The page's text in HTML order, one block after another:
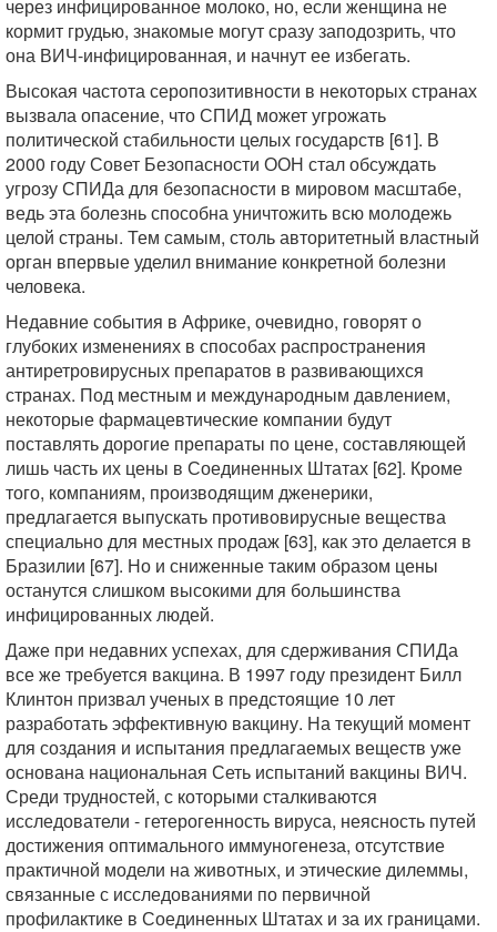
через инфицированное молоко, но, если женщина не
кормит грудью, знакомые могут сразу заподозрить, что
она ВИЧ-инфицированная, и начнут ее избегать.
Высокая частота серопозитивности в некоторых странах
вызвала опасение, что СПИД может угрожать
политической стабильности целых государств [61]. В
2000 году Совет Безопасности ООН стал обсуждать
угрозу СПИДа для безопасности в мировом масштабе,
ведь эта болезнь способна уничтожить всю молодежь
целой страны. Тем самым, столь авторитетный властный
орган впервые уделил внимание конкретной болезни
человека.
Недавние события в Африке, очевидно, говорят о
глубоких изменениях в способах распространения
антиретровирусных препаратов в развивающихся
странах. Под местным и международным давлением,
некоторые фармацевтические компании будут
поставлять дорогие препараты по цене, составляющей
лишь часть их цены в Соединенных Штатах [62]. Кроме
того, компаниям, производящим дженерики,
предлагается выпускать противовирусные вещества
специально для местных продаж [63], как это делается в
Бразилии [67]. Но и сниженные таким образом цены
останутся слишком высокими для большинства
инфицированных людей.
Даже при недавних успехах, для сдерживания СПИДа
все же требуется вакцина. В 1997 году президент Билл
Клинтон призвал ученых в предстоящие 10 лет
разработать эффективную вакцину. На текущий момент
для создания и испытания предлагаемых веществ уже
основана национальная Сеть испытаний вакцины ВИЧ.
Среди трудностей, с которыми сталкиваются
исследователи - гетерогенность вируса, неясность путей
достижения оптимального иммуногенеза, отсутствие
практичной модели на животных, и этические дилеммы,
связанные с исследованиями по первичной
профилактике в Соединенных Штатах и за их границами.